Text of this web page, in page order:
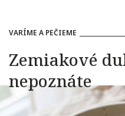
VARÍME A PEČIEME